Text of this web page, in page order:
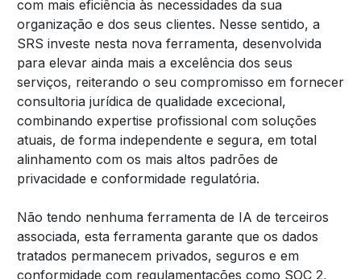
com mais eficiência às necessidades da sua
organização e dos seus clientes. Nesse sentido, a
SRS investe nesta nova ferramenta, desenvolvida
para elevar ainda mais a excelência dos seus
serviços, reiterando o seu compromisso em fornecer
consultoria jurídica de qualidade excecional,
combinando expertise profissional com soluções
atuais, de forma independente e segura, em total
alinhamento com os mais altos padrões de
privacidade e conformidade regulatória.
Não tendo nenhuma ferramenta de IA de terceiros
associada, esta ferramenta garante que os dados
tratados permanecem privados, seguros e em
conformidade com regulamentações como SOC 2,